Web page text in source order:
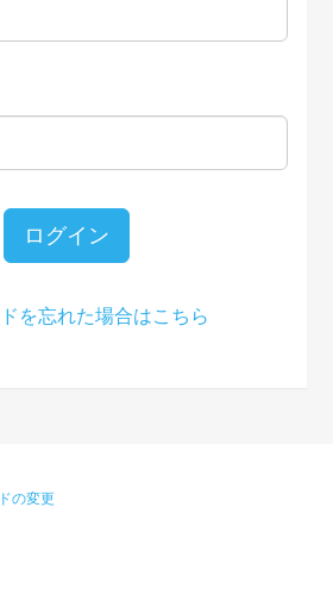
ログイン
を忘れた場合はこちら
の変更